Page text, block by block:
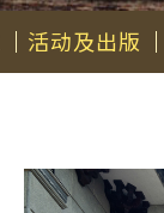
活动及出版